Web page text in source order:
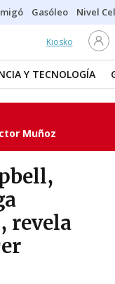
Gasóleo Nivel
Kiosko
Y TECNOLOGÍA
Muñoz
revela